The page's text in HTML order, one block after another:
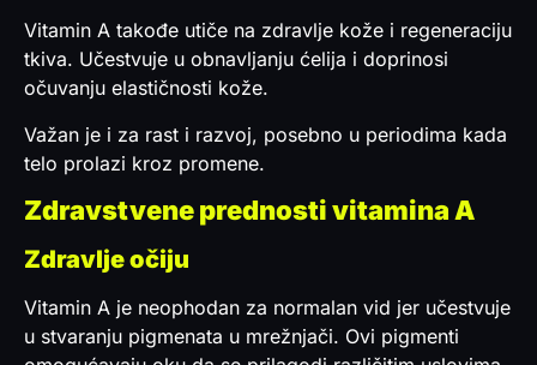
Vitamin A takođe utiče na zdravlje kože i regeneraciju
tkiva. Učestvuje u obnavljanju ćelija i doprinosi
očuvanju elastičnosti kože.
Važan je i za rast i razvoj, posebno u periodima kada
telo prolazi kroz promene.
Zdravstvene prednosti vitamina A
Zdravlje očiju
Vitamin A je neophodan za normalan vid jer učestvuje
u stvaranju pigmenata u mrežnjači. Ovi pigmenti